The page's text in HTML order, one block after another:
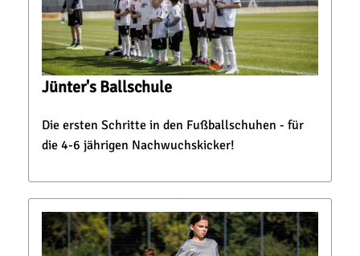
Jünter's Ballschule
Die ersten Schritte in den Fußballschuhen - für
die 4-6 jährigen Nachwuchskicker!